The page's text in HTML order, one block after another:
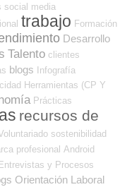
social media
trabajo Formación
Desarrollo
Talento clientes
blogs Infografía
Herramientas (CP Y
Prácticas
recursos de
sostenibilidad
profesional Android
y Procesos
Orientación Laboral